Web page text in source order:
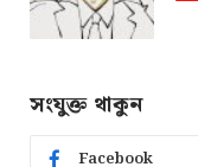
সংযুক্ত থাকুন
Facebook